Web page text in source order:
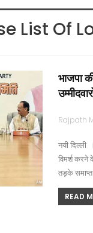
List Of
भाजपा
नयी
विमर्श करने
तड़के समाप्त
READ